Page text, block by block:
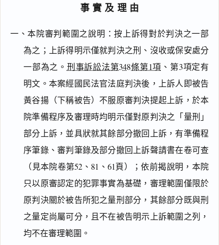
事實及理由
一、本院審判範圍之說明：按上訴得對於判決之一部
為之；上訴得明示僅就判決之刑、沒收或保安處分
一部為之。 刑事訴訟法第348條第1項 、第3項定有
明文。本案經國民法官法庭判決後，上訴人即被告
黃谷揚（下稱被告）不服原審判決提起上訴，於本
院準備程序及審理時均明示僅對原判決之「量刑」
部分上訴，並具狀就其餘部分撤回上訴，有準備程
序筆錄、審判筆錄及部分撤回上訴聲請書在卷可查
（見本院卷第52、81、61頁）；依前揭說明，本院
只以原審認定的犯罪事實為基礎，審理範圍僅限於
原判決關於被告所犯之量刑部分，其餘部分既與刑
之量定尚屬可分，且不在被告明示上訴範圍之列，
均不在審理範圍。